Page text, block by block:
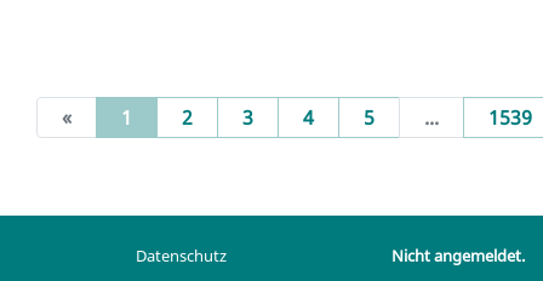
« 1 (current)
2 3 4 5 ... 1539
Datenschutz
Nicht angemeldet.